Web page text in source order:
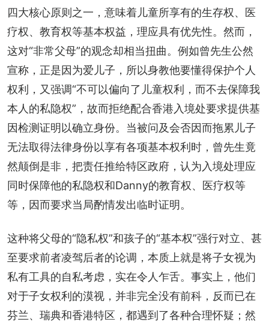
四大核心原则之一，意味着儿童所享有的生存权、医
疗权、教育权等基本权益，理应具有优先性。然而，
这对“非常父母”的观念却相当扭曲。例如曾先生公然
宣称，正是因为爱儿子，所以身教他要懂得保护个人
权利，又强调“不可以偏向了儿童权利，而不去保障我
本人的私隐权”，故而拒绝配合香港入境处要求提供基
因检测证明以确立身份。当被问及会否因而拖累儿子
无法取得法律身份以享有各项基本权利时，曾先生竟
然颠倒是非，把责任推给特区政府，认为入境处理应
同时保障他的私隐权和Danny的教育权、医疗权等
等，因而要求当局酌情发出临时证明。
这种将父母的“隐私权”和孩子的“基本权”强行对立、甚
至要求前者凌驾后者的论调，本质上就是将子女视为
私有工具的自私考虑，实在令人乍舌。事实上，他们
对于子女权利的漠视，并非完全没有前科，反而已在
芬兰、瑞典和香港特区，都遇到了各种合理怀疑；然